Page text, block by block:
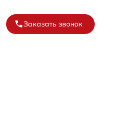
Заказать звонок